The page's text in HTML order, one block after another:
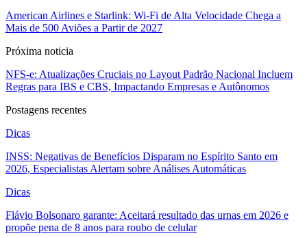
American Airlines e Starlink: Wi-Fi de Alta Velocidade Chega a
Mais de 500 Aviões a Partir de 2027
Próxima noticia
NFS-e: Atualizações Cruciais no Layout Padrão Nacional Incluem
Regras para IBS e CBS, Impactando Empresas e Autônomos
Postagens recentes
Dicas
INSS: Negativas de Benefícios Disparam no Espírito Santo em
2026, Especialistas Alertam sobre Análises Automáticas
Dicas
Flávio Bolsonaro garante: Aceitará resultado das urnas em 2026 e
propõe pena de 8 anos para roubo de celular